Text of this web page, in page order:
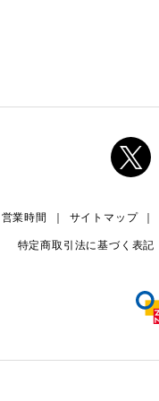
業時間 サイトマップ
特定商取引法に基づく表記